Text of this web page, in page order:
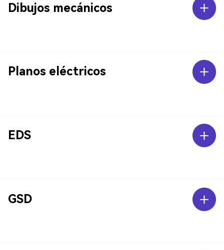
Dibujos mecánicos
Planos eléctricos
EDS
GSD